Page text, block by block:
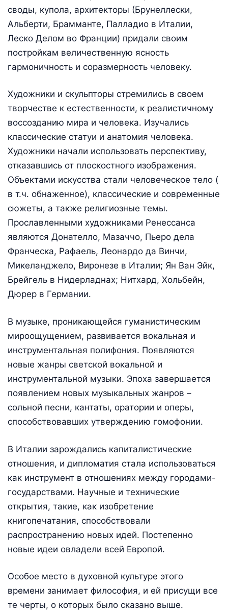
своды, купола, архитекторы (Брунеллески,
Альберти, Брамманте, Палладио в Италии,
Леско Делом во Франции) придали своим
постройкам величественную ясность
гармоничность и соразмерность человеку.
Художники и скульпторы стремились в своем
творчестве к естественности, к реалистичному
воссозданию мира и человека. Изучались
классические статуи и анатомия человека.
Художники начали использовать перспективу,
отказавшись от плоскостного изображения.
Объектами искусства стали человеческое тело (
в т.ч. обнаженное), классические и современные
сюжеты, а также религиозные темы.
Прославленными художниками Ренессанса
являются Донателло, Мазаччо, Пьеро дела
Франческа, Рафаель, Леонардо да Винчи,
Микеланджело, Виронезе в Италии; Ян Ван Эйк,
Брейгель в Нидерладнах; Нитхард, Хольбейн,
Дюрер в Германии.
В музыке, проникающейся гуманистическим
мироощущением, развивается вокальная и
инструментальная полифония. Появляются
новые жанры светской вокальной и
инструментальной музыки. Эпоха завершается
появлением новых музыкальных жанров –
сольной песни, кантаты, оратории и оперы,
способствовавших утверждению гомофонии.
В Италии зарождались капиталистические
отношения, и дипломатия стала использоваться
как инструмент в отношениях между городами-
государствами. Научные и технические
открытия, такие, как изобретение
книгопечатания, способствовали
распространению новых идей. Постепенно
новые идеи овладели всей Европой.
Особое место в духовной культуре этого
времени занимает философия, и ей присущи все
те черты, о которых было сказано выше.